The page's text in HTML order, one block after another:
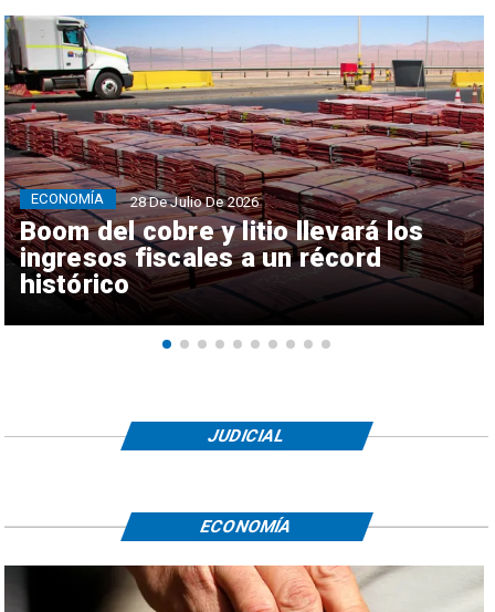
Boom del cobre y litio llevará los
ingresos fiscales a un récord
histórico
ECONOMÍA 28 De Julio De 2026
JUDICIAL
ECONOMÍA